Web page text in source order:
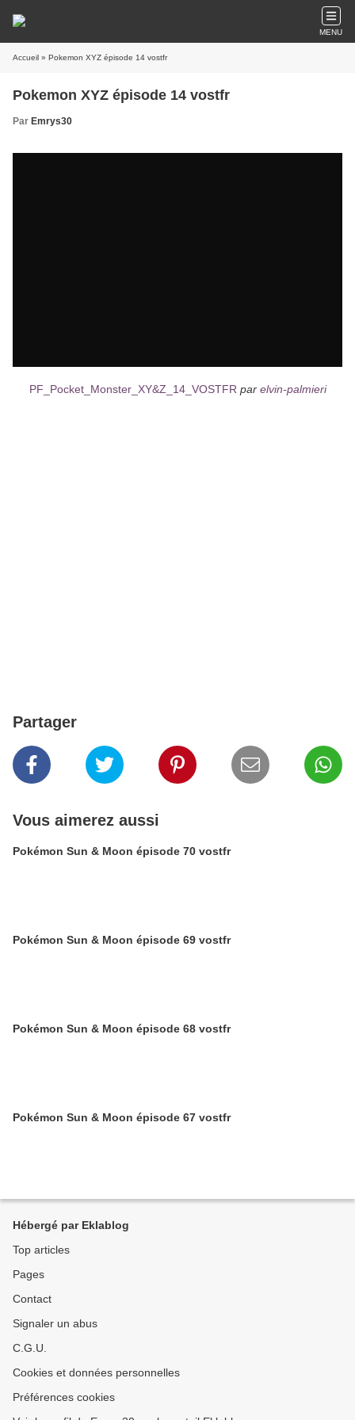
MENU
Accueil » Pokemon XYZ épisode 14 vostfr
Pokemon XYZ épisode 14 vostfr
Par Emrys30
PF_Pocket_Monster_XY&Z_14_VOSTFR par elvin-palmieri
Partager
Vous aimerez aussi
Pokémon Sun & Moon épisode 70 vostfr
Pokémon Sun & Moon épisode 69 vostfr
Pokémon Sun & Moon épisode 68 vostfr
Pokémon Sun & Moon épisode 67 vostfr
Hébergé par Eklablog
Top articles
Pages
Contact
Signaler un abus
C.G.U.
Cookies et données personnelles
Préférences cookies